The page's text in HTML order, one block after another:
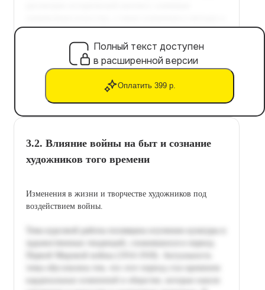
Полный текст доступен
в расширенной версии
Оплатить 399 р.
3.2. Влияние войны на быт и сознание
художников того времени
Изменения в жизни и творчестве художников под
воздействием войны.